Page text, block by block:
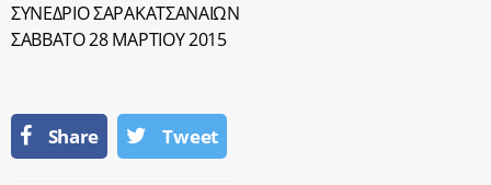
ΣΥΝΕΔΡΙΟ ΣΑΡΑΚΑΤΣΑΝΑΙΩΝ
ΣΑΒΒΑΤΟ 28 ΜΑΡΤΙΟΥ 2015
Share Tweet